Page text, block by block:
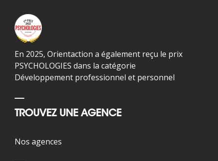
En 2025, Orientaction a également reçu le prix
PSYCHOLOGIES dans la catégorie
Développement professionnel et personnel
TROUVEZ UNE AGENCE
Nos agences